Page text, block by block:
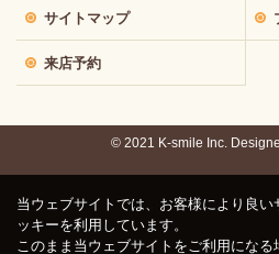
サイトマップ
来店予約
© 2021 K-smile Inc.
当ウェブサイトでは、お客様により良
ッキーを利用しています。
このまま当ウェブサイトをご利用にな